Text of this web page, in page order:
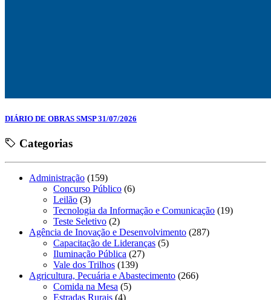
DIÁRIO DE OBRAS SMSP 31/07/2026
Categorias
Administração (159)
Concurso Público (6)
Leilão (3)
Tecnologia da Informação e Comunicação (19)
Teste Seletivo (2)
Agência de Inovação e Desenvolvimento (287)
Capacitação de Lideranças (5)
Iluminação Pública (27)
Vale dos Trilhos (139)
Agricultura, Pecuária e Abastecimento (266)
Comida na Mesa (5)
Estradas Rurais (4)